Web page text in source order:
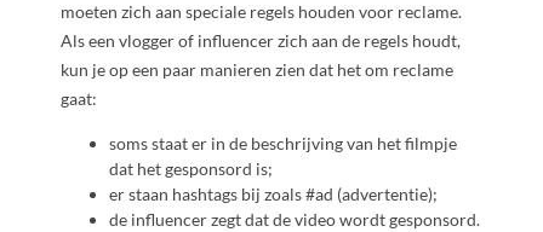
moeten zich aan speciale regels houden voor reclame.
Als een vlogger of influencer zich aan de regels houdt,
kun je op een paar manieren zien dat het om reclame
gaat:
soms staat er in de beschrijving van het filmpje
dat het gesponsord is;
er staan hashtags bij zoals #ad (advertentie);
de influencer zegt dat de video wordt gesponsord.